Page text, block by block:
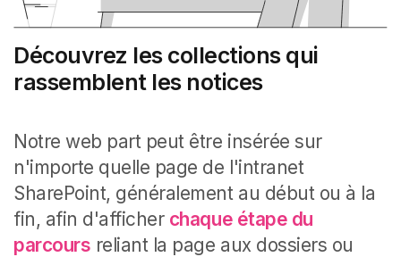
Découvrez les collections qui
rassemblent les notices
Notre web part peut être insérée sur
n'importe quelle page de l'intranet
SharePoint, généralement au début ou à la
fin, afin d'afficher chaque étape du
parcours reliant la page aux dossiers ou